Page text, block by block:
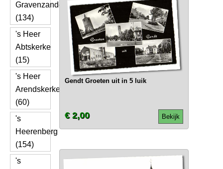
Gravenzande
(134)
's Heer
Abtskerke
(15)
's Heer
Arendskerke
(60)
's
Heerenberg
(154)
's
Gendt Groeten uit in 5 luik
Bekijk
€ 2,00